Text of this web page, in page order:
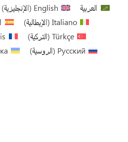
العربية English
(الإنجليزية)
Italiano
(الإيطالية)
Türkçe
(التركية)
Русский
(الروسية)